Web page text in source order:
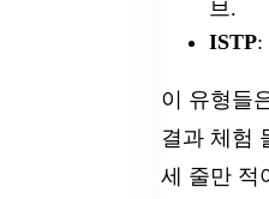
브.
ISTP:
이 유형들
결과 체험
세 줄만 적